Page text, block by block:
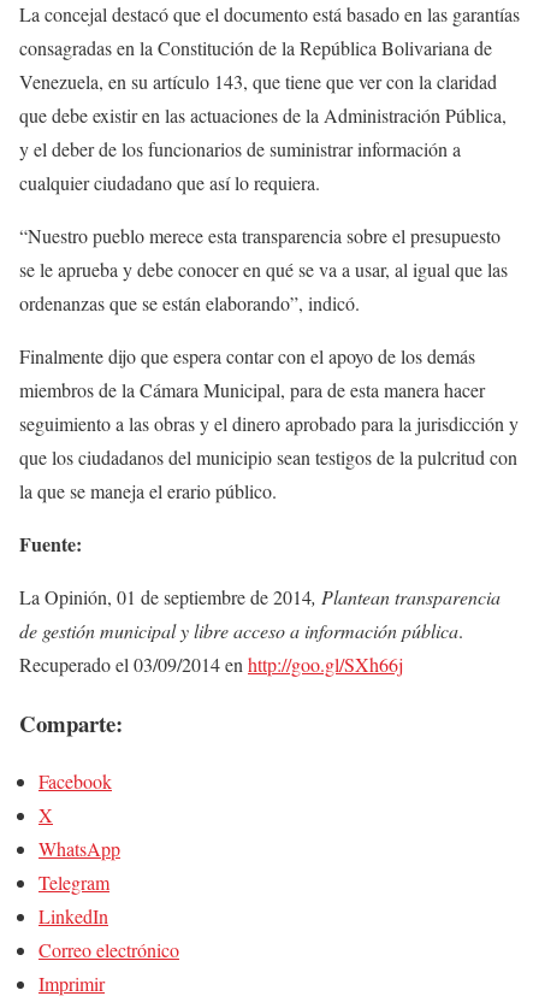
La concejal destacó que el documento está basado en las garantías
consagradas en la Constitución de la República Bolivariana de
Venezuela, en su artículo 143, que tiene que ver con la claridad
que debe existir en las actuaciones de la Administración Pública,
y el deber de los funcionarios de suministrar información a
cualquier ciudadano que así lo requiera.
“Nuestro pueblo merece esta transparencia sobre el presupuesto
se le aprueba y debe conocer en qué se va a usar, al igual que las
ordenanzas que se están elaborando”, indicó.
Finalmente dijo que espera contar con el apoyo de los demás
miembros de la Cámara Municipal, para de esta manera hacer
seguimiento a las obras y el dinero aprobado para la jurisdicción y
que los ciudadanos del municipio sean testigos de la pulcritud con
la que se maneja el erario público.
Fuente:
La Opinión, 01 de septiembre de 2014, Plantean transparencia
de gestión municipal y libre acceso a información pública.
Recuperado el 03/09/2014 en http://goo.gl/SXh66j
Comparte:
Facebook
X
WhatsApp
Telegram
LinkedIn
Correo electrónico
Imprimir